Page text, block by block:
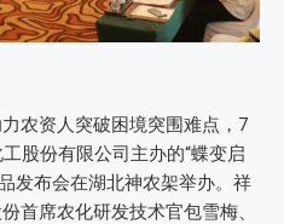
农资人突破困境突围难点，7
股份有限公司主办的“蝶变启
发布会在湖北神农架举办。祥
首席农化研发技术官包雪梅、